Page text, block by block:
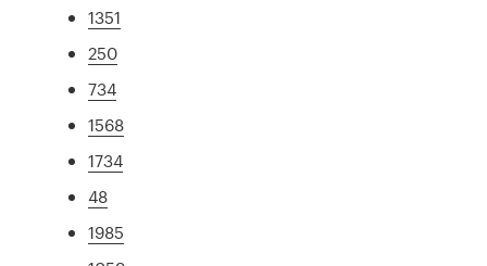
1351
250
734
1568
1734
48
1985